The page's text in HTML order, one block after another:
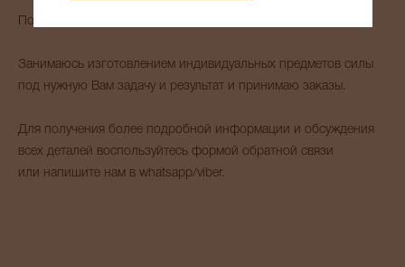
Помогу с выбором амулета для Вас и Ваших близких.
Занимаюсь изготовлением индивидуальных предметов силы
под нужную Вам задачу и результат и принимаю заказы.
Для получения более подробной информации и обсуждения
всех деталей воспользуйтесь формой обратной связи
или напишите нам в whatsapp/viber.